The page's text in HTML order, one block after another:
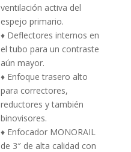
ventilación activa del
espejo primario.
♦ Deflectores internos en
el tubo para un contraste
aún mayor.
♦ Enfoque trasero alto
para correctores,
reductores y también
binovisores.
♦ Enfocador MONORAIL
de 3″ de alta calidad con